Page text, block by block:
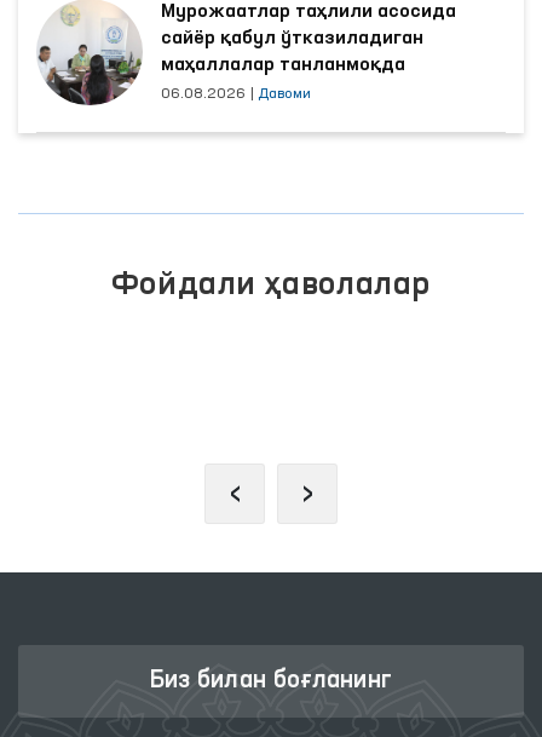
Мурожаатлар таҳлили асосида
сайёр қабул ўтказиладиган
маҳаллалар танланмоқда
06.08.2026 Давоми
Фойдали ҳаволалар
‹ ›
Биз билан боғланинг